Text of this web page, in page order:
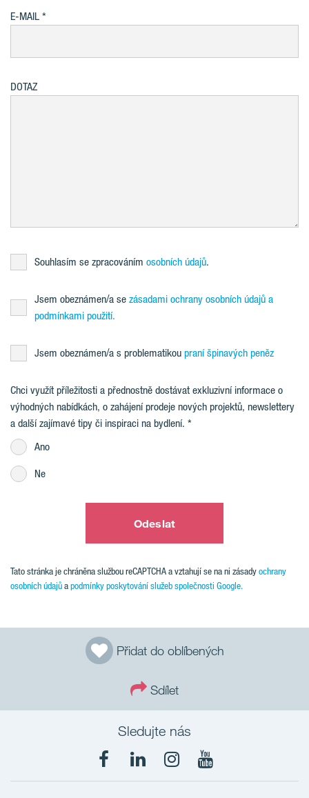
Přidat do oblíbených
Sdílet
E-MAIL
DOTAZ
Souhlasím se zpracováním osobních údajů.
Jsem obeznámen/a se zásadami ochrany osobních údajů a
podmínkami použití.
Jsem obeznámen/a s problematikou praní špinavých peněz
Chci využít příležitosti a přednostně dostávat exkluzivní informace o
výhodných nabídkách, o zahájení prodeje nových projektů, newslettery
a další zajímavé tipy či inspiraci na bydlení.
Ano
Ne
Odeslat
Tato stránka je chráněna službou reCAPTCHA a vztahují se na ni zásadyochrany
osobních údajůapodmínky poskytování služeb společnosti Google.
Sledujte nás